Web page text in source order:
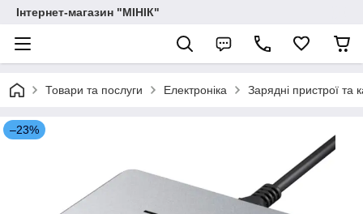
Інтернет-магазин "МІНІК"
Товари та послуги Електроніка Зарядні пристрої та
–23%